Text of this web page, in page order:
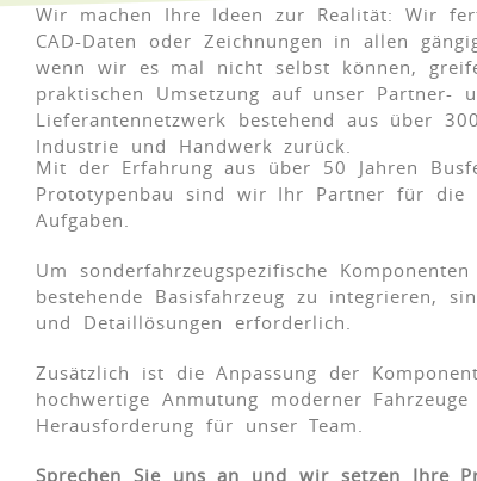
Wir machen Ihre Ideen zur Realität: Wir
CAD-Daten oder Zeichnungen in allen
wenn wir es mal nicht selbst können,
praktischen Umsetzung auf unser Partner-
Lieferantennetzwerk bestehend aus über
Industrie und Handwerk zurück.
Mit der Erfahrung aus über 50 Jahren
Prototypenbau sind wir Ihr Partner für die
Aufgaben.
Um sonderfahrzeugspezifische
bestehende Basisfahrzeug zu integrieren,
und Detaillösungen erforderlich.
Zusätzlich ist die Anpassung der
hochwertige Anmutung moderner
Herausforderung für unser Team.
Sprechen Sie uns an und wir setzen Ihre